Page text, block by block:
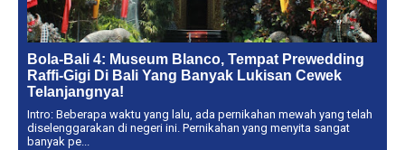
Bola-Bali 4: Museum Blanco, Tempat Prewedding
Raffi-Gigi Di Bali Yang Banyak Lukisan Cewek
Telanjangnya!
Intro: Beberapa waktu yang lalu, ada pernikahan mewah yang telah
diselenggarakan di negeri ini. Pernikahan yang menyita sangat
banyak pe...